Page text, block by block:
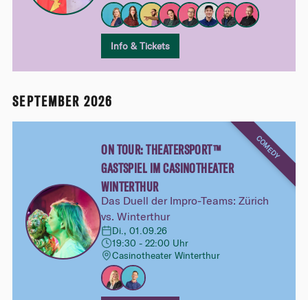
Info & Tickets
SEPTEMBER 2026
COMEDY
ON TOUR: THEATERSPORT™
GASTSPIEL IM CASINOTHEATER
WINTERTHUR
Das Duell der Impro-Teams: Zürich
vs. Winterthur
Di., 01.09.26
19:30 - 22:00 Uhr
Casinotheater Winterthur